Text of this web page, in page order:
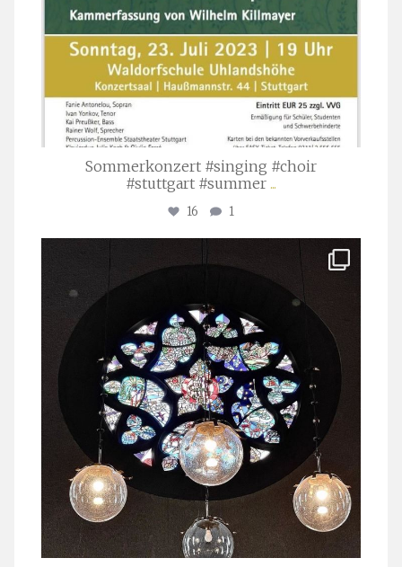
Sommerkonzert #singing #choir
#stuttgart #summer ...
16 1
Apr. 1